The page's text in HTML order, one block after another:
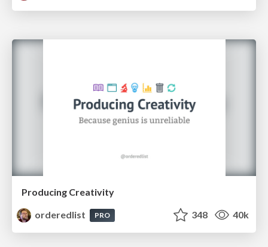
Producing Creativity
orderedlist
PRO 348 40k